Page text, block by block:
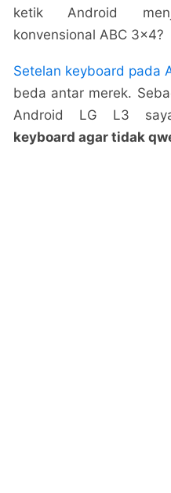
ketik Android
konvensional ABC 3×4?
Setelan keyboard pada
beda antar merek.
Android LG L3
keyboard agar tidak